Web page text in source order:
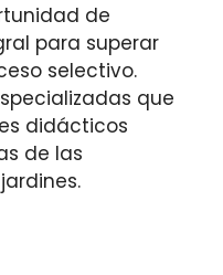
de
para superar
selectivo.
que
didácticos
de las